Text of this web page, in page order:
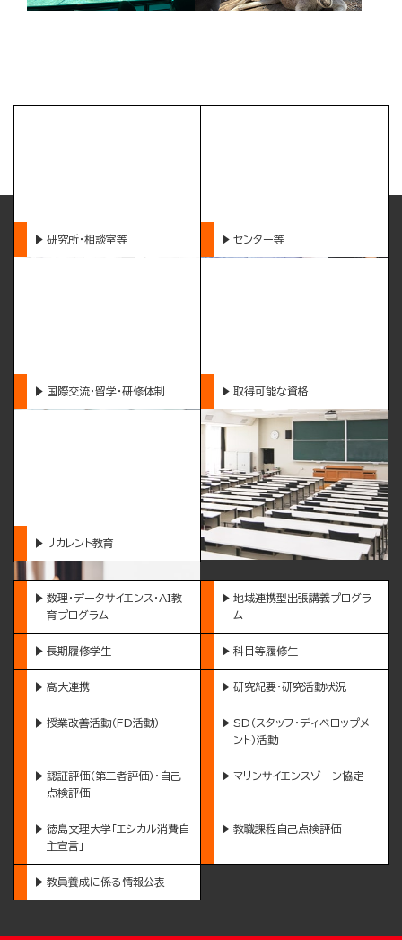
研究所・相談室等 センター等
国際交流・留学・研修体制 取得可能な資格
リカレント教育
数理・データサイエンス・AI教
育プログラム
地域連携型出張講義プログラ
ム
長期履修学生 科目等履修生
高大連携 研究紀要・研究活動状況
授業改善活動（FD活動）
SD（スタッフ・ディベロップメ
ント）活動
認証評価（第三者評価）・自己
点検評価
マリンサイエンスゾーン協定
徳島文理大学「エシカル消費自
主宣言」
教職課程自己点検評価
教員養成に係る情報公表